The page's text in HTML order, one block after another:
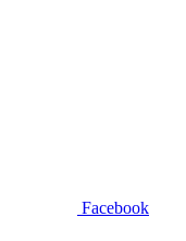
Facebook